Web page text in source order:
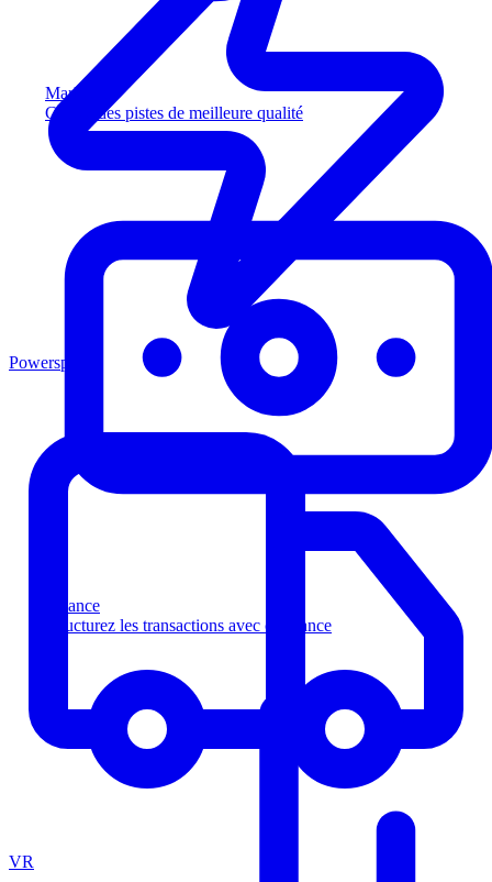
Marketing
Captez des pistes de meilleure qualité
Finance
Structurez les transactions avec confiance
Powersports
VR